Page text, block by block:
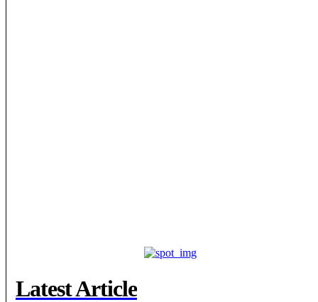
Latest Article